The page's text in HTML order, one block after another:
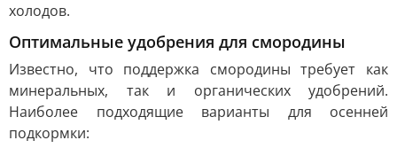
холодов.
Оптимальные удобрения для смородины
Известно, что поддержка смородины требует как
минеральных, так и органических удобрений.
Наиболее подходящие варианты для осенней
подкормки: